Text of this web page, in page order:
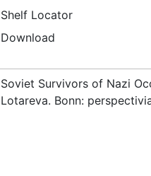
Shelf Locator
Download
Soviet Survivors of Nazi
Lotareva. Bonn: